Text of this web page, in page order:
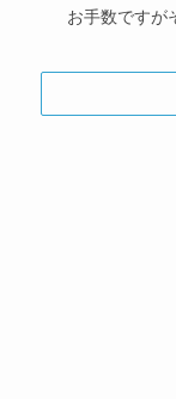
お手数ですが